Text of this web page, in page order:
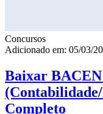
Concursos
Adicionado em: 05/03/
Baixar
Completo